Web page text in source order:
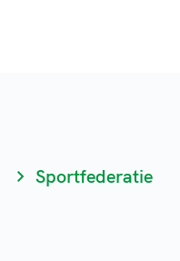
Sportfederatie